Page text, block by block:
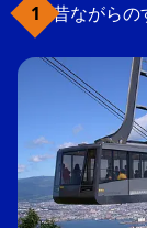
昔ながらの